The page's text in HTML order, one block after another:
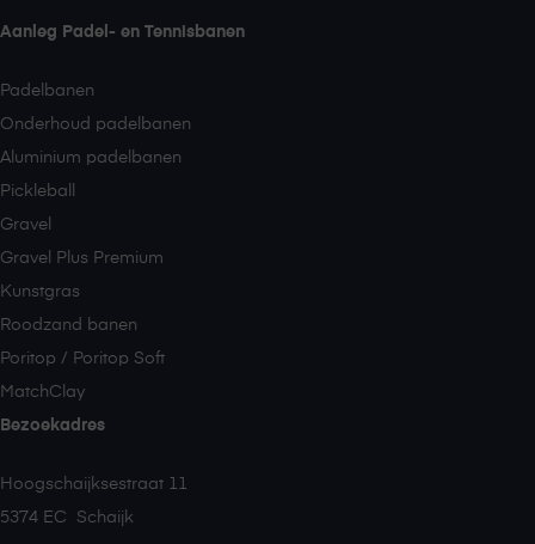
Aanleg Padel- en Tennisbanen
Padelbanen
Onderhoud padelbanen
Aluminium padelbanen
Pickleball
Gravel
Gravel Plus Premium
Kunstgras
Roodzand banen
Poritop / Poritop Soft
MatchClay
Bezoekadres
Hoogschaijksestraat 11
5374 EC Schaijk